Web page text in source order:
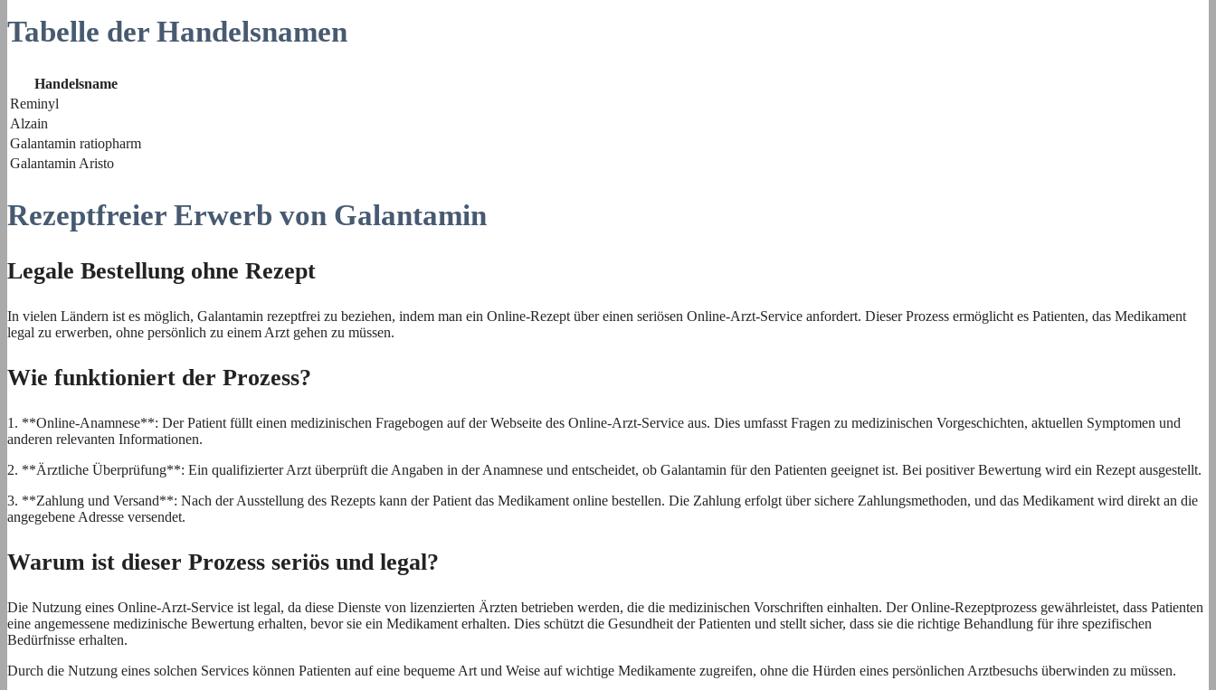
Tabelle der Handelsnamen
Handelsname
Reminyl
Alzain
Galantamin ratiopharm
Galantamin Aristo
Rezeptfreier Erwerb von Galantamin
Legale Bestellung ohne Rezept
In vielen Ländern ist es möglich, Galantamin rezeptfrei zu beziehen, indem man ein Online-Rezept über einen seriösen Online-Arzt-Service anfordert. Dieser Prozess ermöglicht es Patienten, das Medikament
legal zu erwerben, ohne persönlich zu einem Arzt gehen zu müssen.
Wie funktioniert der Prozess?
1. **Online-Anamnese**: Der Patient füllt einen medizinischen Fragebogen auf der Webseite des Online-Arzt-Service aus. Dies umfasst Fragen zu medizinischen Vorgeschichten, aktuellen Symptomen und
anderen relevanten Informationen.
2. **Ärztliche Überprüfung**: Ein qualifizierter Arzt überprüft die Angaben in der Anamnese und entscheidet, ob Galantamin für den Patienten geeignet ist. Bei positiver Bewertung wird ein Rezept ausgestellt.
3. **Zahlung und Versand**: Nach der Ausstellung des Rezepts kann der Patient das Medikament online bestellen. Die Zahlung erfolgt über sichere Zahlungsmethoden, und das Medikament wird direkt an die
angegebene Adresse versendet.
Warum ist dieser Prozess seriös und legal?
Die Nutzung eines Online-Arzt-Service ist legal, da diese Dienste von lizenzierten Ärzten betrieben werden, die die medizinischen Vorschriften einhalten. Der Online-Rezeptprozess gewährleistet, dass Patienten
eine angemessene medizinische Bewertung erhalten, bevor sie ein Medikament erhalten. Dies schützt die Gesundheit der Patienten und stellt sicher, dass sie die richtige Behandlung für ihre spezifischen
Bedürfnisse erhalten.
Durch die Nutzung eines solchen Services können Patienten auf eine bequeme Art und Weise auf wichtige Medikamente zugreifen, ohne die Hürden eines persönlichen Arztbesuchs überwinden zu müssen.